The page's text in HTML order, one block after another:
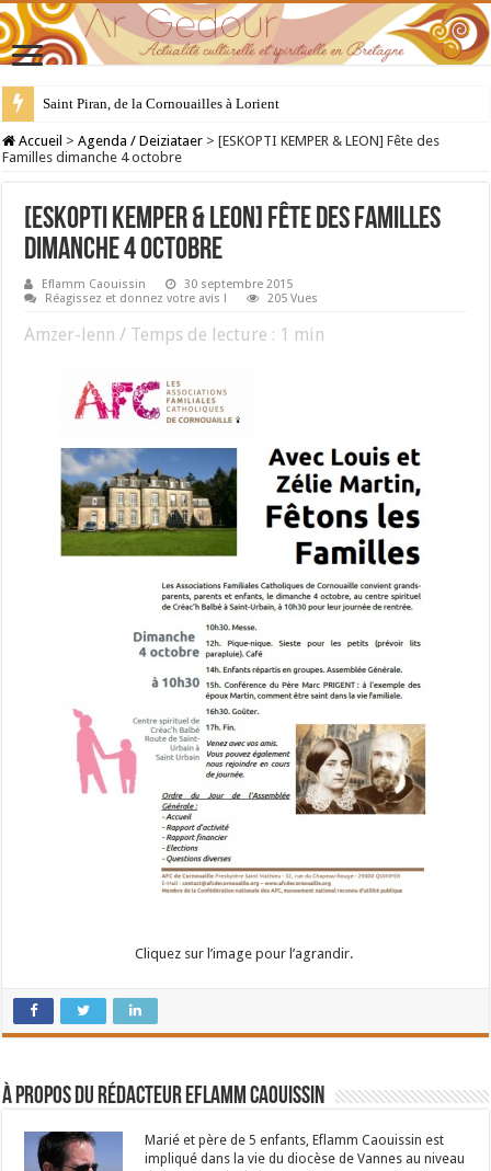
Saint Piran, de la Cornouailles à Lorient
28 juillet : Saint Samson de Dol, père de la Bretagne chrétienne
Accueil > Agenda / Deiziataer > [ESKOPTI KEMPER & LEON] Fête des
Familles dimanche 4 octobre
[ESKOPTI KEMPER & LEON] Fête des Familles
dimanche 4 octobre
Eflamm Caouissin
30 septembre 2015
Réagissez et donnez votre avis !
205 Vues
Amzer-lenn / Temps de lecture : 1 min
Cliquez sur l’image pour l’agrandir.
À propos du rédacteur Eflamm Caouissin
Marié et père de 5 enfants, Eflamm Caouissin est
impliqué dans la vie du diocèse de Vannes au niveau